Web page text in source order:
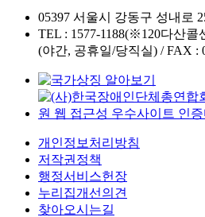
05397 서울시 강동구 성내로
TEL : 1577-1188(※120다산콜
(야간, 공휴일/당직실) / FAX :
개인정보처리방침
저작권정책
행정서비스헌장
누리집개선의견
찾아오시는길